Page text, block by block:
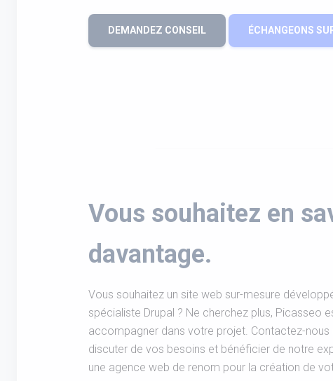
DEMANDEZ CONSEIL ÉCHANGEONS
Vous souhaitez en
davantage.
Vous souhaitez un site web sur-mesure
spécialiste Drupal ? Ne cherchez plus, Picasseo
accompagner dans votre projet. Contactez-nous
discuter de vos besoins et bénéficier de notre
une agence web de renom pour la création de